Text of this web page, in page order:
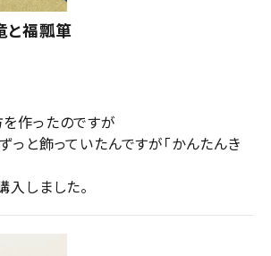
と福瓢箪
作ったのですが
っと飾っていたんですが「かんたんき
入しました。